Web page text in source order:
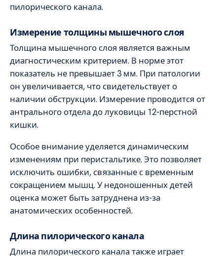
пилорического канала.
Измерение толщины мышечного слоя
Толщина мышечного слоя является важным
диагностическим критерием. В норме этот
показатель не превышает 3 мм. При патологии
он увеличивается, что свидетельствует о
наличии обструкции. Измерение проводится от
антрального отдела до луковицы 12-перстной
кишки.
Особое внимание уделяется динамическим
изменениям при перистальтике. Это позволяет
исключить ошибки, связанные с временным
сокращением мышц. У недоношенных детей
оценка может быть затруднена из-за
анатомических особенностей.
Длина пилорического канала
Длина пилорического канала также играет